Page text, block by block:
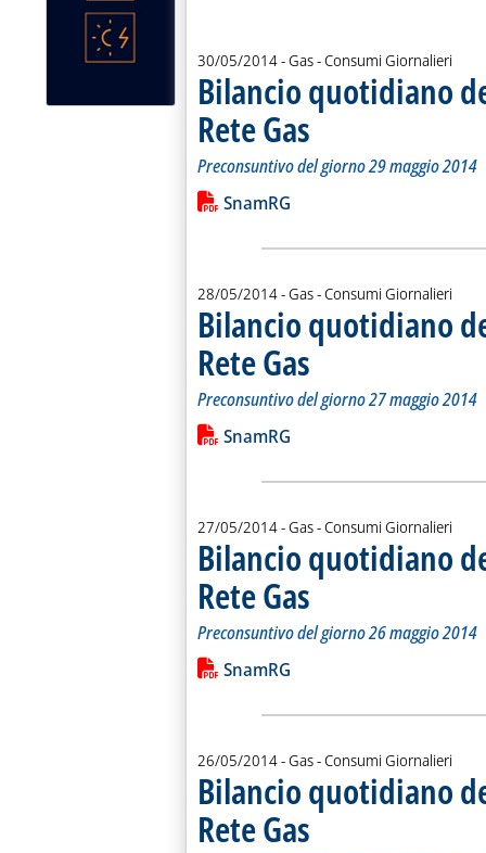
30/05/2014- Gas - Consumi Giornalieri
Bilancio quotidiano
Rete Gas . Sottotitolo: Preconsuntivo del
. Pubblicata venerdì 30 maggio
Preconsuntivo del giorno 29 maggio 2014
Leggi tutta la notizia: 'Bilancio
Lista allegati PDF alla notizia
SnamRG
28/05/2014- Gas - Consumi Giornalieri
Bilancio quotidiano
Rete Gas . Sottotitolo: Preconsuntivo del
. Pubblicata mercoledì 28 maggio
Preconsuntivo del giorno 27 maggio 2014
Leggi tutta la notizia: 'Bilancio
Lista allegati PDF alla notizia
SnamRG
27/05/2014- Gas - Consumi Giornalieri
Bilancio quotidiano
Rete Gas . Sottotitolo: Preconsuntivo del
. Pubblicata martedì 27 maggio
Preconsuntivo del giorno 26 maggio 2014
Leggi tutta la notizia: 'Bilancio
Lista allegati PDF alla notizia
SnamRG
26/05/2014- Gas - Consumi Giornalieri
Bilancio quotidiano
Rete Gas . Sottotitolo: Preconsuntivo del
. Pubblicata lunedì 26 maggio